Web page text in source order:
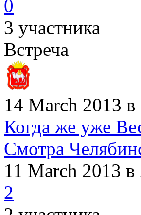
0
3 участника
Встреча
14 March 2013 в
Когда же уже
Смотра
11 March 2013 в
2